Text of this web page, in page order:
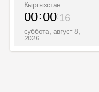
Кыргызстан
00 00 18
суббота, август 8,
2026